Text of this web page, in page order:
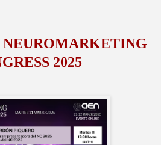
NEUROMARKETING
2025